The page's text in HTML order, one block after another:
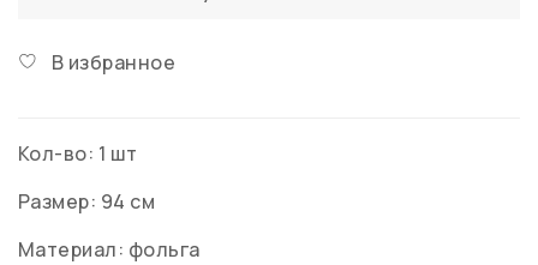
В избранное
Кол-во: 1 шт
Размер: 94 см
Материал: фольга